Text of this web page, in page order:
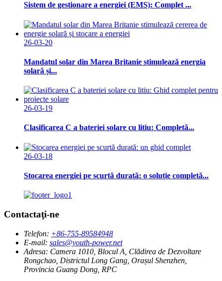
Sistem de gestionare a energiei (EMS): Complet ...
26-03-20
Mandatul solar din Marea Britanie stimulează energia
solară și...
26-03-19
Clasificarea C a bateriei solare cu litiu: Completă...
26-03-18
Stocarea energiei pe scurtă durată: o soluție completă...
Contactaţi-ne
Telefon: +86-755-89584948
E-mail: sales@youth-power.net
Adresa: Camera 1010, Blocul A, Clădirea de Dezvoltare
Rongchao, Districtul Long Gang, Orașul Shenzhen,
Provincia Guang Dong, RPC